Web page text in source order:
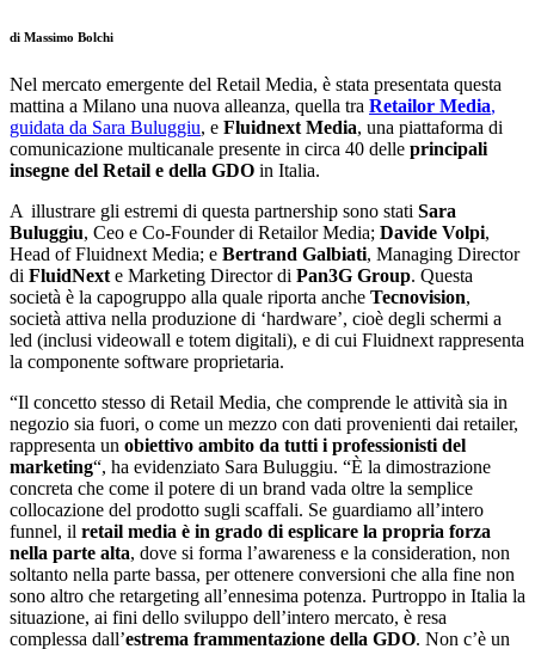
di Massimo Bolchi
Nel mercato emergente del Retail Media, è stata presentata questa
mattina a Milano una nuova alleanza, quella tra Retailor Media,
guidata da Sara Buluggiu, e Fluidnext Media, una piattaforma di
comunicazione multicanale presente in circa 40 delle principali
insegne del Retail e della GDO in Italia.
A illustrare gli estremi di questa partnership sono stati Sara
Buluggiu, Ceo e Co-Founder di Retailor Media; Davide Volpi,
Head of Fluidnext Media; e Bertrand Galbiati, Managing Director
di FluidNext e Marketing Director di Pan3G Group. Questa
società è la capogruppo alla quale riporta anche Tecnovision,
società attiva nella produzione di ‘hardware’, cioè degli schermi a
led (inclusi videowall e totem digitali), e di cui Fluidnext rappresenta
la componente software proprietaria.
“Il concetto stesso di Retail Media, che comprende le attività sia in
negozio sia fuori, o come un mezzo con dati provenienti dai retailer,
rappresenta un obiettivo ambito da tutti i professionisti del
marketing“, ha evidenziato Sara Buluggiu. “È la dimostrazione
concreta che come il potere di un brand vada oltre la semplice
collocazione del prodotto sugli scaffali. Se guardiamo all’intero
funnel, il retail media è in grado di esplicare la propria forza
nella parte alta, dove si forma l’awareness e la consideration, non
soltanto nella parte bassa, per ottenere conversioni che alla fine non
sono altro che retargeting all’ennesima potenza. Purtroppo in Italia la
situazione, ai fini dello sviluppo dell’intero mercato, è resa
complessa dall’estrema frammentazione della GDO. Non c’è un